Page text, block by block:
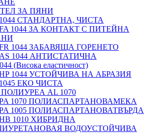
ЗА ПЯНИ
СТАНДАРТНА, ЧИСТА
1044 ЗА КОНТАКТ С ПИТЕЙНА
1044 ЗАБАВЯЩА ГОРЕНЕТО
1044 АНТИСТАТИЧНА
(Висока еластичност)
1044 УСТОЙЧИВА НА АБРАЗИЯ
ЕКО ЧИСТА
AL 1070
1070 ПОЛИАСПАРТАНОВАМЕКА
1005 ПОЛИАСПАРТАНОВАТВЪРДА
1010 ХИБРИДНА
ВОДОУСТОЙЧИВА